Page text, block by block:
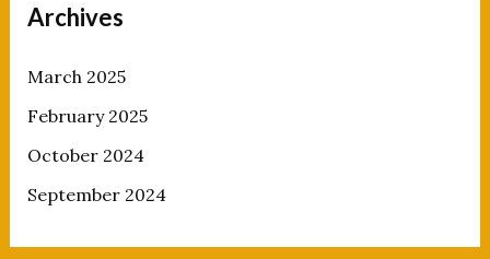
Archives
March 2025
February 2025
October 2024
September 2024